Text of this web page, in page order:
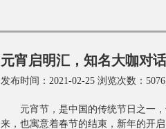
元宵启明汇，知名大咖对
发布时间：2021-02-25 浏览次数：5076
元宵节，是中国的传统节日之一
来，也寓意着春节的结束，新年的开